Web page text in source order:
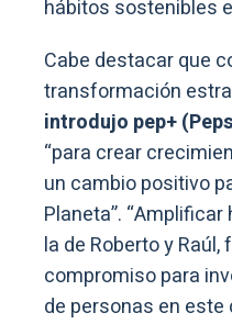
hábitos sostenibles
Cabe destacar que
transformación
introdujo pep+
“para crear
un cambio positivo
Planeta”.
la de Roberto y
compromiso para
de personas en este